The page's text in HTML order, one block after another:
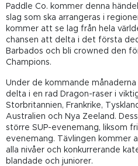
Paddle Co. kommer denna
slag som ska arrangeras i
kommer att se lag från hela
chansen att delta i det första
Barbados och bli crowned den
Champions.
Under de kommande
delta i en rad Dragon-raser i
Storbritannien, Frankrike,
Australien och Nya Zeeland.
större SUP-evenemang, liksom
evenemang. Tävlingen kommer
alla nivåer och konkurrerande
blandade och juniorer.